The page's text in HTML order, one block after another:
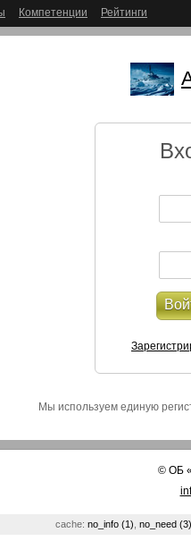
Компетенции Рейтинги
Мы используем единую
©ОБ
cache: no_info (1) no_need (3)